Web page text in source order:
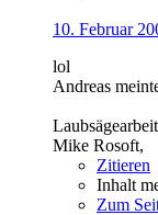
10. Februar
lol
Andreas
Mike Rosoft,
Zitieren
Inhalt
Zum